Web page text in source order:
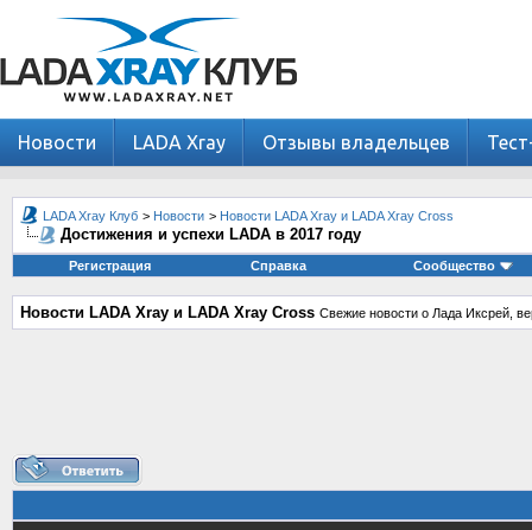
Новости LADA Xray Отзывы владельцев
LADA Xray Клуб > Новости > Новости LADA Xray и LADA Xray Cross
Достижения и успехи LADA в 2017 году
Регистрация Справка Сообщество
Новости LADA Xray и LADA Xray Cross Свежие новости о Лада Иксрей,